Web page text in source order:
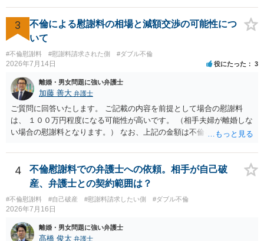
困難 仮に裁判で敗訴した場合でも、分割払いになる可能性はあります
か。 ⇒判決となり敗訴してしまった場合は、強制執行により不動産等
の財産を差し押さえられ、そこから債権回収が図られることになりま
すが、 和解であれば柔軟な解決が可能ですので、その場合は分割払
いにより支払うことも十分可能です。 ⑤ このような事情であれば、私
は120万円のみ和解交渉を続けるべきでしょうか。 ⇒ご相談者様の認
識を前提にすれば、１００万円も含めて返済する必要はないと考えら
れるため、 120万円のみについて交渉を続けることがベターかと存じ
ます。
するデメリットはありますから（経済的、時間的、精神的負担等）、
反対にご自身が、裁判も辞さずという姿勢を示すことで、プラス
に働く可能性は有り得ます。 交渉で解決する多くの場合は、相手
が弁護士に依頼しているケースで、５０万円以下で合意できる場合は
稀であると思います。 通常は、６０万円から８０万円程度になる
ことが多いというのが私の印象です。 ２ 質問② ご記載の内容が
減額を進めるうえでの交渉材料かと思います。 なお、ご自身が離
婚しないことは、交渉材料にはならないかと思いますので、ご注意く
ださい。 また、相手夫婦の婚姻関係が既に破綻していたことや、
相手女性が結婚しているとは知らなかったと主張することもあります
が、 ケースバイケースですので、ご自身の場合にそれらの主張が
できるかはよくお考え下さい。 ３ 質問③ 違約金を５０万円とす
る旨の交渉をすることが妥当かどうかという基準はありません。
公序良俗に反するような金額では、その条項自体が無効になり得ます
が、 ２００万円でも、５０万円でも、公序良俗に反するほど高額
とはいえないと考えますので、 結局は、妥当かどうかというより
も、ご自身が納得できるかどうかという基準でお考えいただくといい
と思います。 そのうえで、合意できるかは、相手も納得できるか
否かにかかってはきますが。 ４ 質問④ ご記載の内容からは判断
できないのですが、 清算条項を記載しないで合意することはリス
3
不倫による慰謝料の相場と減額交渉の可能性につ
いて
#不倫慰謝料 #慰謝料請求された側 #ダブル不倫
2026年7月14日 役にたった 3
離婚・男女問題に強い弁護士
加藤 善大 弁護士
ご質問に回答いたします。 ご記載の内容を前提として場合の慰謝料
は、 １００万円程度になる可能性が高いです。 （相手夫婦が離婚しな
い場合の慰謝料となります。） なお、上記の金額は不倫をした２名が
半額程度の支払を求める、 求償ができることになります。 その求償権
を放棄する場合の慰謝料相場は、６０万円から８０万円程度になるこ
とが多いです。 （相手夫婦が離婚しませんので、減額してでも求償権
を放棄してもらうメリットがあることになります。） ５年後に離婚す
る可能性について、慰謝料額に影響が出る可能性はないと考えます。
最後に、ご依頼になる場合の弁護士費用は、ご依頼になる弁護士によ
り異なりますので、直接ご確認いただくといいですよ。 ご質問に対す
る回答は以上ですが、可能であれば、ご依頼になるかは別にして、お
4
不倫慰謝料での弁護士への依頼。相手が自己破
産、弁護士との契約範囲は？
#不倫慰謝料 #自己破産 #慰謝料請求したい側 #ダブル不倫
2026年7月16日
離婚・男女問題に強い弁護士
髙橋 俊太 弁護士